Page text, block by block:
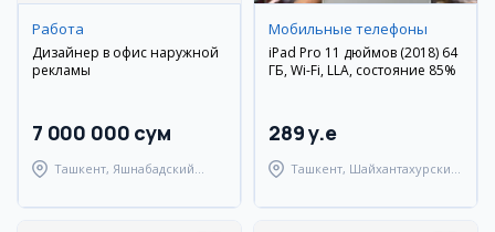
Работа
Дизайнер в офис наружной
рекламы
7 000 000 сум
Ташкент, Яшнабадский
Мобильные телефоны
iPad Pro 11 дюймов (2018) 64
ГБ, Wi-Fi, LLA, состояние 85%
289 y.e
Ташкент, Шайхантахурский